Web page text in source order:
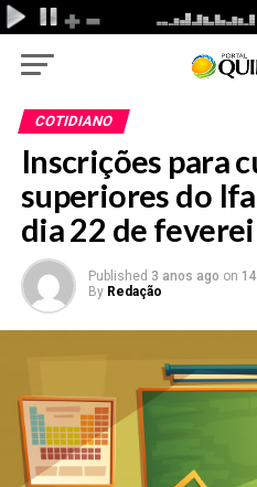
COTIDIANO
Inscrições para
superiores do
dia 22 de
Published 3 anos ago on
By Redação